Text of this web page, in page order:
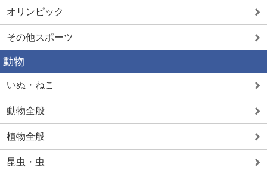
オリンピック
その他スポーツ
動物
いぬ・ねこ
動物全般
植物全般
昆虫・虫